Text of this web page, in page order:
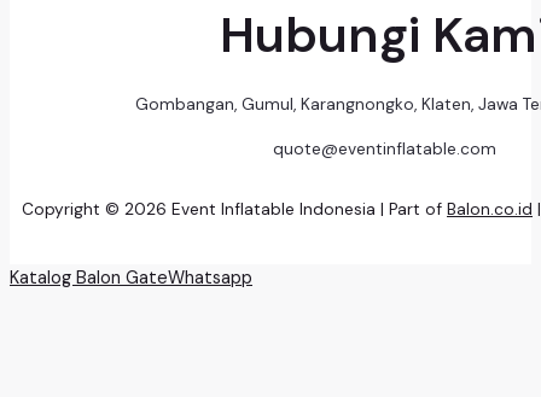
Hubungi
Gombangan, Gumul, Karangnongko, Klaten, Jawa
quote@eventinflatable.com
Copyright © 2026 Event Inflatable Indonesia | Part of Balon.co.id
Katalog Balon GateWhatsapp